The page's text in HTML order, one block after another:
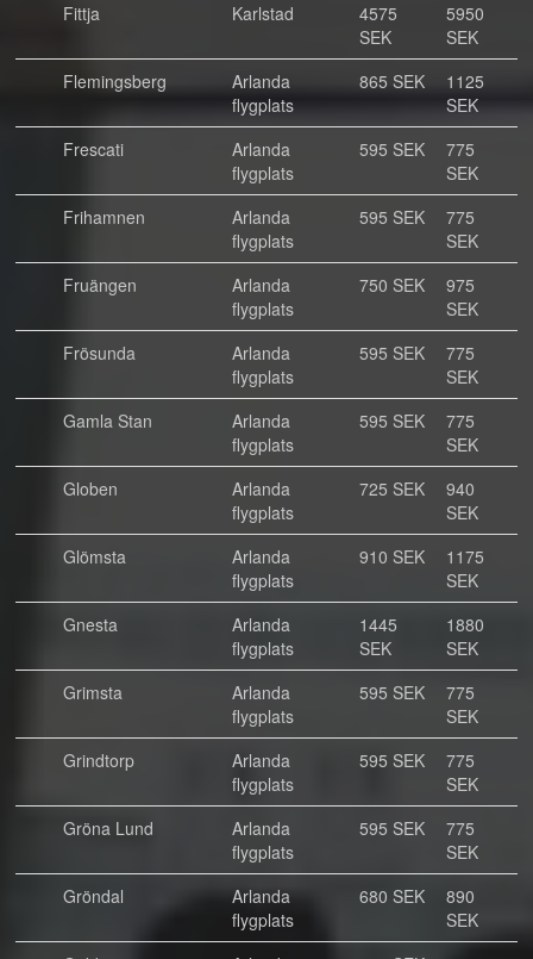
Fittja
Karlstad
4575
SEK
5950
SEK
Flemingsberg
Arlanda
flygplats
865 SEK
1125
SEK
Frescati
Arlanda
flygplats
595 SEK
775
SEK
Frihamnen
Arlanda
flygplats
595 SEK
775
SEK
Fruängen
Arlanda
flygplats
750 SEK
975
SEK
Frösunda
Arlanda
flygplats
595 SEK
775
SEK
Gamla Stan
Arlanda
flygplats
595 SEK
775
SEK
Globen
Arlanda
flygplats
725 SEK
940
SEK
Glömsta
Arlanda
flygplats
910 SEK
1175
SEK
Gnesta
Arlanda
flygplats
1445
SEK
1880
SEK
Grimsta
Arlanda
flygplats
595 SEK
775
SEK
Grindtorp
Arlanda
flygplats
595 SEK
775
SEK
Gröna Lund
Arlanda
flygplats
595 SEK
775
SEK
Gröndal
Arlanda
flygplats
680 SEK
890
SEK